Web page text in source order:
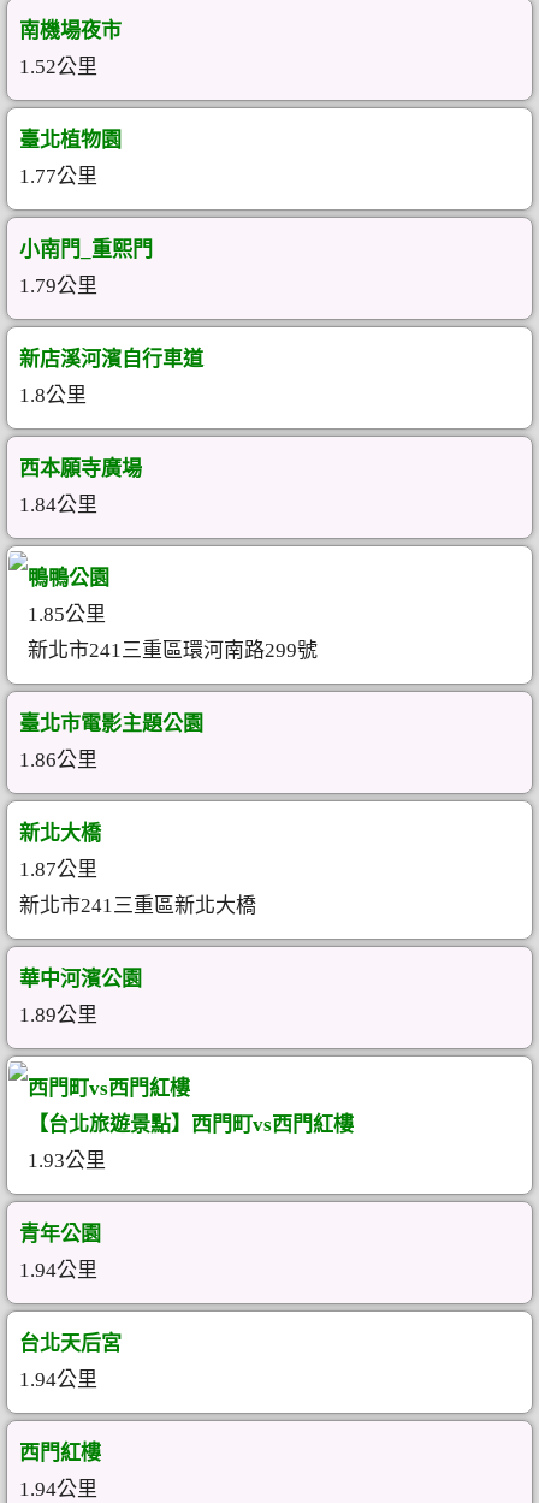
南機場夜市
1.52公里
臺北植物園
1.77公里
小南門_重熙門
1.79公里
新店溪河濱自行車道
1.8公里
西本願寺廣場
1.84公里
鴨鴨公園
1.85公里
新北市241三重區環河南路299號
臺北市電影主題公園
1.86公里
新北大橋
1.87公里
新北市241三重區新北大橋
華中河濱公園
1.89公里
西門町vs西門紅樓
【台北旅遊景點】西門町vs西門紅樓
1.93公里
青年公園
1.94公里
台北天后宮
1.94公里
西門紅樓
1.94公里